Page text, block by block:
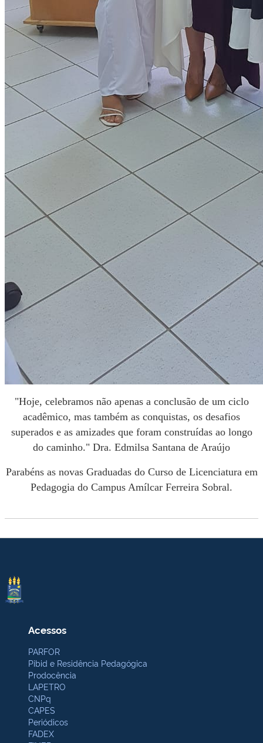
"Hoje, celebramos não apenas a conclusão de um ciclo
acadêmico, mas também as conquistas, os desafios
superados e as amizades que foram construídas ao longo
do caminho." Dra. Edmilsa Santana de Araújo
Parabéns as novas Graduadas do Curso de Licenciatura em
Pedagogia do Campus Amílcar Ferreira Sobral.
Acessos
PARFOR
Pibid e Residência Pedagógica
Prodocência
LAPETRO
CNPq
CAPES
Periódicos
FADEX